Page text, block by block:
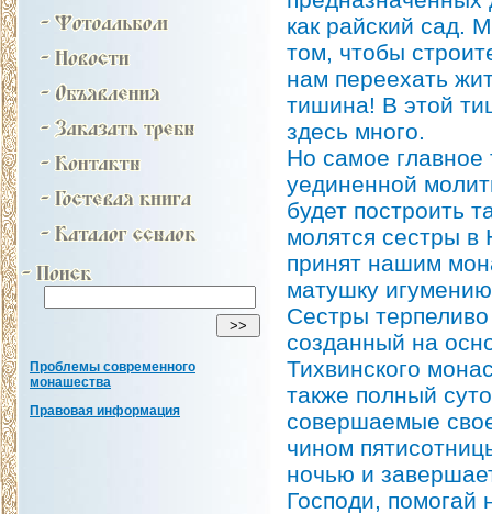
Проблемы современного
монашества
Правовая информация
как райский сад.
том, чтобы
нам переехать
тишина! В этой
здесь много.
Но самое главное
уединенной
будет построить
молятся сестры в
принят нашим
матушку
Сестры
созданный на
Тихвинского
также полный
совершаемые
чином
ночью и
Господи, помогай